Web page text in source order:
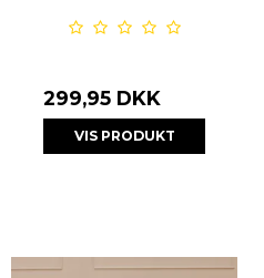
299,95 DKK
VIS PRODUKT